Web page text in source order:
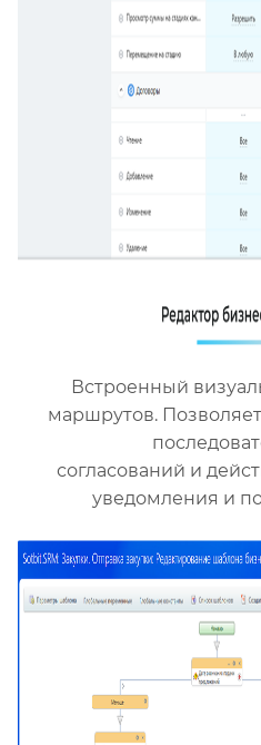
Встроенный
маршрутов.
согласований и
уведомления и